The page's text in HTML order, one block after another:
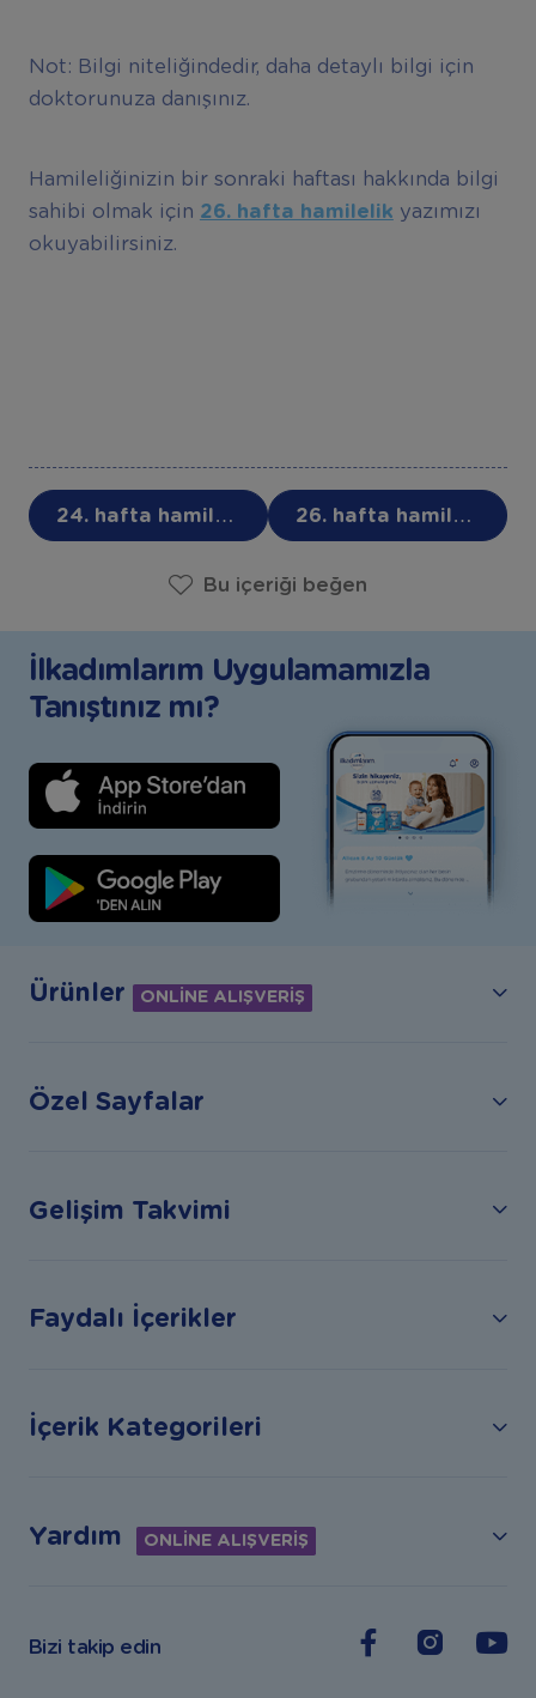
Not: Bilgi niteliğindedir, daha detaylı bilgi için
doktorunuza danışınız.
Hamileliğinizin bir sonraki haftası hakkında bilgi
sahibi olmak için 26. hafta hamilelik yazımızı
okuyabilirsiniz.
24. hafta hamilelik 26. hafta hamilelik
Bu içeriği beğen
İlkadımlarım Uygulamamızla
Tanıştınız mı?
Ürünler ONLİNE ALIŞVERİŞ
Özel Sayfalar
Gelişim Takvimi
Faydalı İçerikler
İçerik Kategorileri
Yardım ONLİNE ALIŞVERİŞ
Bizi takip edin